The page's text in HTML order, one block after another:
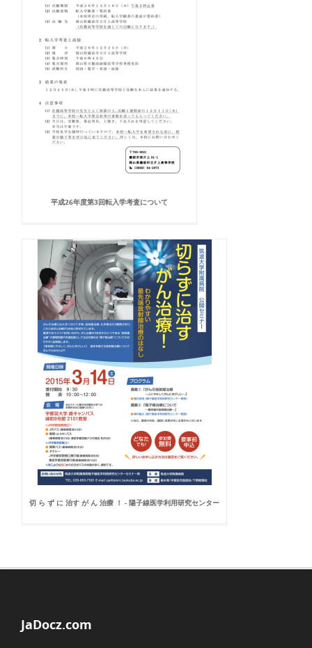
平成26年度第3回転入学考査について
切 ら ず に 治す が ん 治療 ！ - 陽子線医学利用研究センター
JaDocz.com